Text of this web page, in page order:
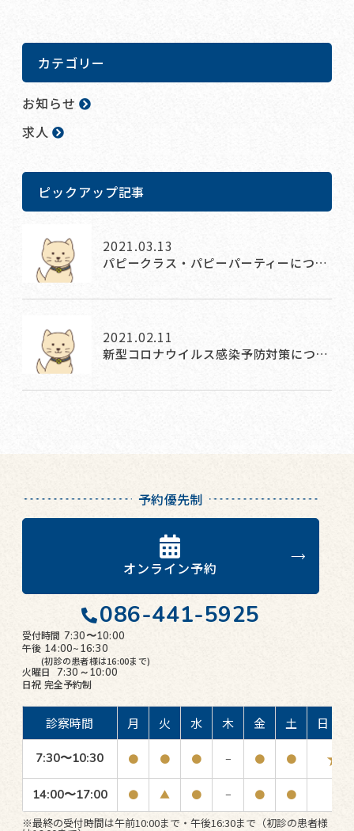
カテゴリー
お知らせ
求人
ピックアップ記事
2021.03.13
パピークラス・パピーパーティーにつ…
2021.02.11
新型コロナウイルス感染予防対策につ…
予約優先制
オンライン予約
086-441-5925
受付時間 7:30〜10:00
午後 14:00~16:30
(初診の患者様は16:00まで)
火曜日 7:30～10:00
日祝 完全予約制
診察時間 月 火 水 木 金 土 日・祝
7:30〜10:30 ● ● ● − ● ● ★
14:00〜17:00 ● ▲ ● − ● ●
※最終の受付時間は午前10:00まで・午後16:30まで（初診の患者様